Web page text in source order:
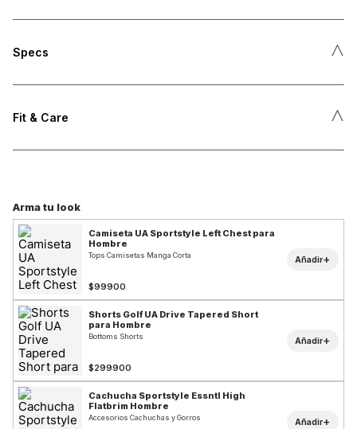
Specs ˄
Fit & Care ˄
Arma tu look
Camiseta UA Sportstyle Left Chest para
Hombre
Tops Camisetas Manga Corta
$99900
Añadir+
Shorts Golf UA Drive Tapered Short
para Hombre
Bottoms Shorts
$299900
Añadir+
Cachucha Sportstyle Essntl High
Flatbrim Hombre
Accesorios Cachuchas y Gorros Añadir+